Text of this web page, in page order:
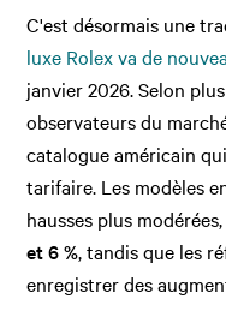
C'est désormais une
luxe Rolex va de
janvier 2026. Selon
observateurs du
catalogue américain
tarifaire. Les modèles
hausses plus
et 6 %, tandis que les
enregistrer des